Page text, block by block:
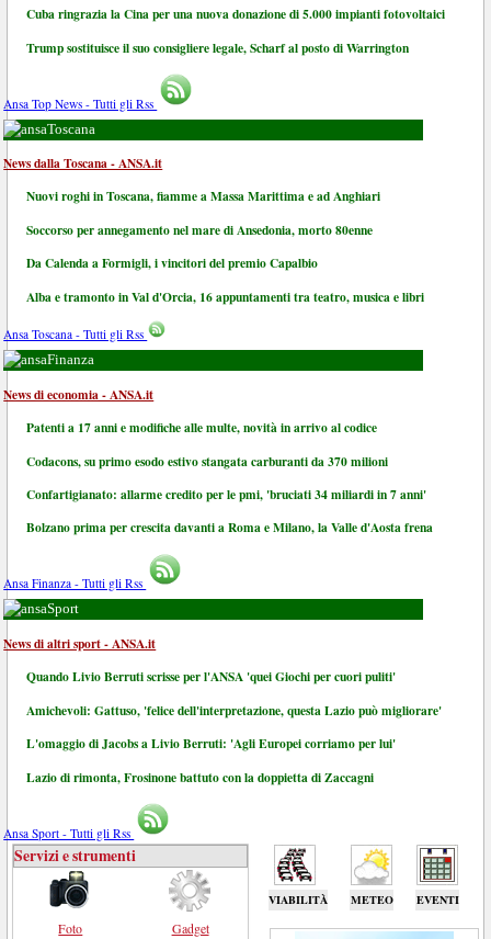
Cuba ringrazia la Cina per una nuova donazione di 5.000 impianti fotovoltaici
Trump sostituisce il suo consigliere legale, Scharf al posto di Warrington
Ansa Top News - Tutti gli Rss
Toscana
News dalla Toscana - ANSA.it
Nuovi roghi in Toscana, fiamme a Massa Marittima e ad Anghiari
Soccorso per annegamento nel mare di Ansedonia, morto 80enne
Da Calenda a Formigli, i vincitori del premio Capalbio
Alba e tramonto in Val d'Orcia, 16 appuntamenti tra teatro, musica e libri
Ansa Toscana - Tutti gli Rss
Finanza
News di economia - ANSA.it
Patenti a 17 anni e modifiche alle multe, novità in arrivo al codice
Codacons, su primo esodo estivo stangata carburanti da 370 milioni
Confartigianato: allarme credito per le pmi, 'bruciati 34 miliardi in 7 anni'
Bolzano prima per crescita davanti a Roma e Milano, la Valle d'Aosta frena
Ansa Finanza - Tutti gli Rss
Sport
News di altri sport - ANSA.it
Quando Livio Berruti scrisse per l'ANSA 'quei Giochi per cuori puliti'
Amichevoli: Gattuso, 'felice dell'interpretazione, questa Lazio può migliorare'
L'omaggio di Jacobs a Livio Berruti: 'Agli Europei corriamo per lui'
Lazio di rimonta, Frosinone battuto con la doppietta di Zaccagni
Ansa Sport - Tutti gli Rss
VIABILITÀ METEO EVENTI
Servizi e strumenti
Foto Gadget